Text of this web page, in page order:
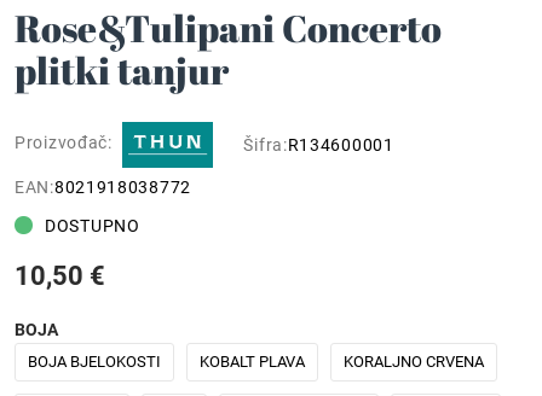
Rose&Tulipani Concerto
plitki tanjur
Proizvođač: Šifra:R134600001
EAN:8021918038772
DOSTUPNO
10,50 €
BOJA
BOJA BJELOKOSTI KOBALT PLAVA KORALJNO CRVENA